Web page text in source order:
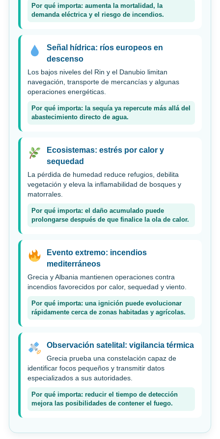
Por qué importa: aumenta la mortalidad, la
demanda eléctrica y el riesgo de incendios.
Señal hídrica: ríos europeos en
descenso
Los bajos niveles del Rin y el Danubio limitan
navegación, transporte de mercancías y algunas
operaciones energéticas.
Por qué importa: la sequía ya repercute más allá del
abastecimiento directo de agua.
Ecosistemas: estrés por calor y
sequedad
La pérdida de humedad reduce refugios, debilita
vegetación y eleva la inflamabilidad de bosques y
matorrales.
Por qué importa: el daño acumulado puede
prolongarse después de que finalice la ola de calor.
Evento extremo: incendios
mediterráneos
Grecia y Albania mantienen operaciones contra
incendios favorecidos por calor, sequedad y viento.
Por qué importa: una ignición puede evolucionar
rápidamente cerca de zonas habitadas y agrícolas.
Observación satelital: vigilancia térmica
Grecia prueba una constelación capaz de
identificar focos pequeños y transmitir datos
especializados a sus autoridades.
Por qué importa: reducir el tiempo de detección
mejora las posibilidades de contener el fuego.